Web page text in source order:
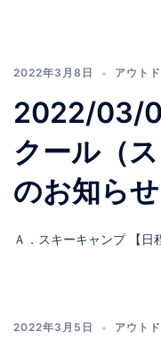
2022年3月8日 アウト
2022/03/
クール（
のお知らせ
Ａ．スキーキャンプ 【
2022年3月5日 アウト